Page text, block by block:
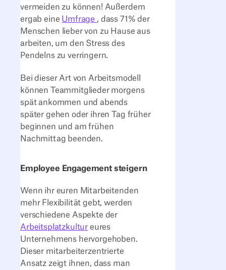
vermeiden zu können! Außerdem
ergab eine Umfrage , dass 71% der
Menschen lieber von zu Hause aus
arbeiten, um den Stress des
Pendelns zu verringern.
Bei dieser Art von Arbeitsmodell
können Teammitglieder morgens
spät ankommen und abends
später gehen oder ihren Tag früher
beginnen und am frühen
Nachmittag beenden.
Employee Engagement steigern
Wenn ihr euren Mitarbeitenden
mehr Flexibilität gebt, werden
verschiedene Aspekte der
Arbeitsplatzkultur eures
Unternehmens hervorgehoben.
Dieser mitarbeiterzentrierte
Ansatz zeigt ihnen, dass man